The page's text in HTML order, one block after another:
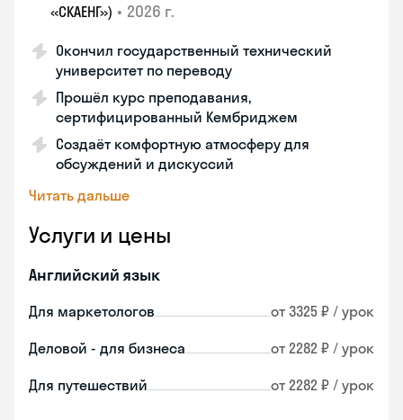
«СКАЕНГ») • 2026 г.
Окончил государственный технический
университет по переводу
Прошёл курс преподавания,
сертифицированный Кембриджем
Создаёт комфортную атмосферу для
обсуждений и дискуссий
Читать дальше
Услуги и цены
Английский язык
Для маркетологов от 3325 ₽ / урок
Деловой - для бизнеса от 2282 ₽ / урок
Для путешествий от 2282 ₽ / урок